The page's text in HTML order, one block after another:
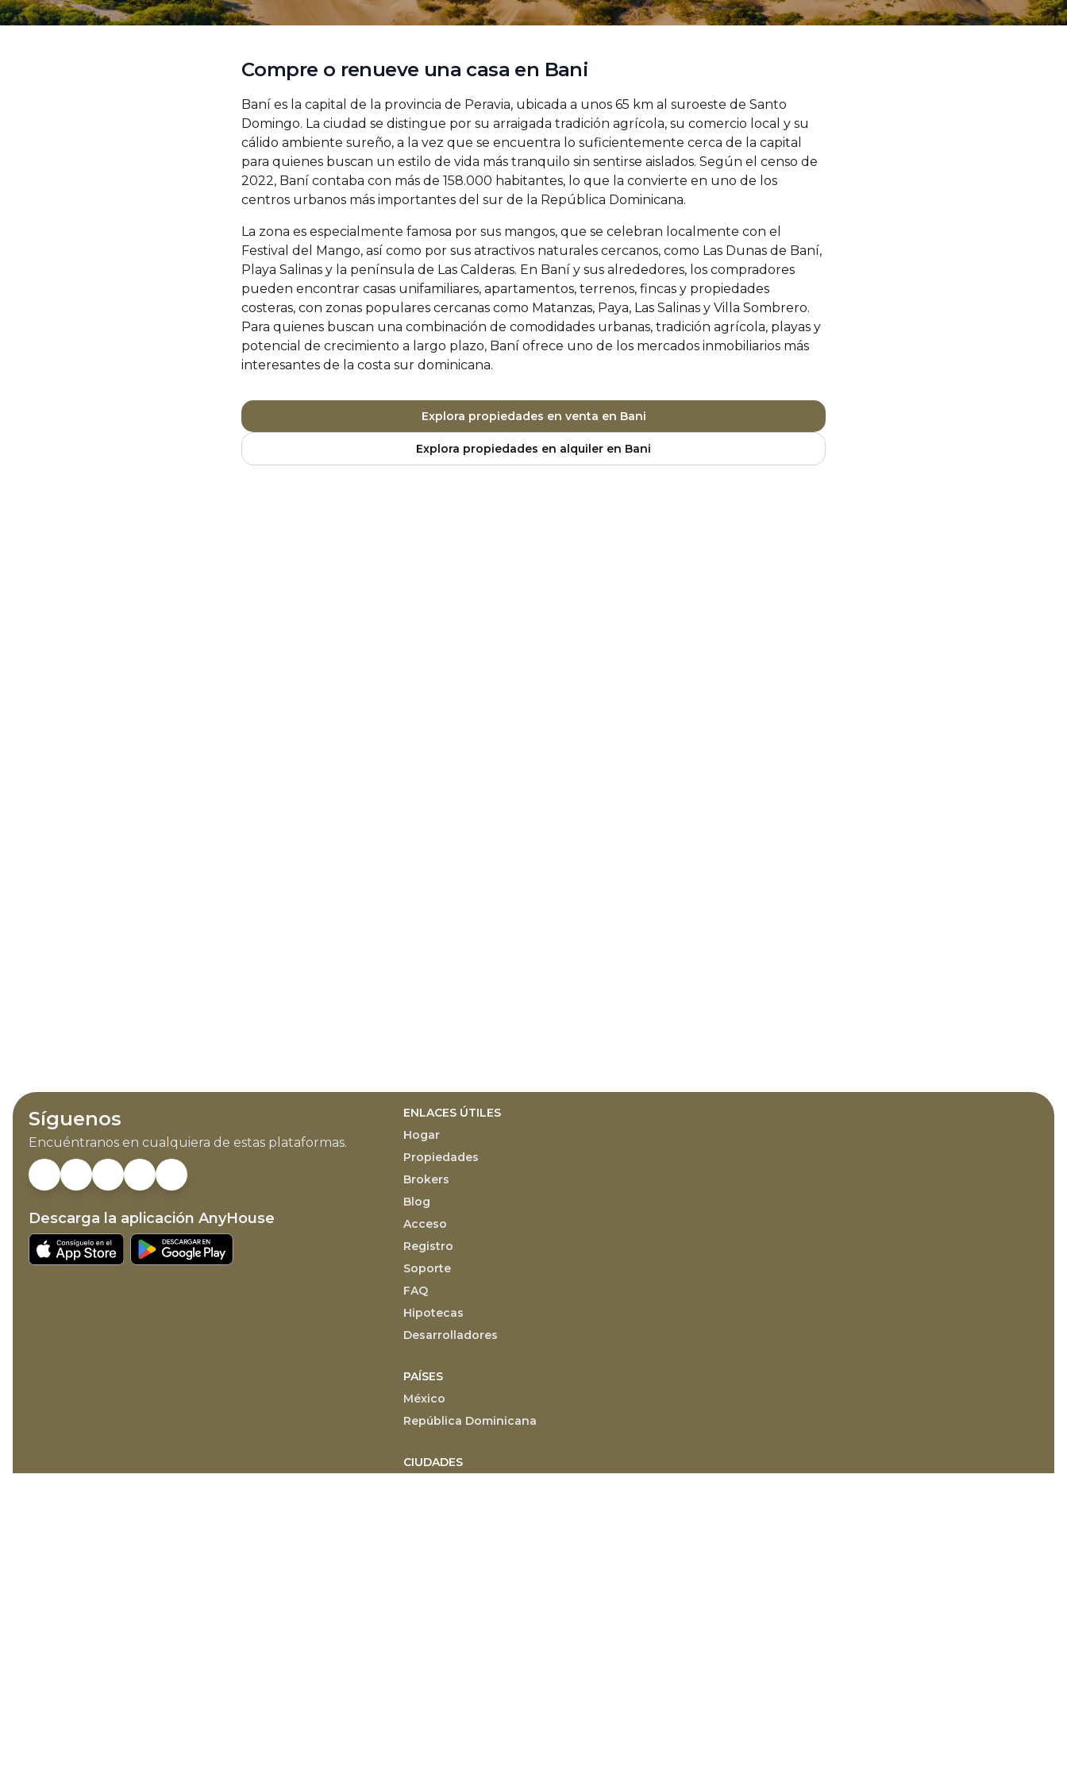
Compre o renueve una casa en Bani
Baní es la capital de la provincia de Peravia, ubicada a unos 65 km al suroeste de Santo
Domingo. La ciudad se distingue por su arraigada tradición agrícola, su comercio local y su
cálido ambiente sureño, a la vez que se encuentra lo suficientemente cerca de la capital
para quienes buscan un estilo de vida más tranquilo sin sentirse aislados. Según el censo de
2022, Baní contaba con más de 158.000 habitantes, lo que la convierte en uno de los
centros urbanos más importantes del sur de la República Dominicana.
La zona es especialmente famosa por sus mangos, que se celebran localmente con el
Festival del Mango, así como por sus atractivos naturales cercanos, como Las Dunas de Baní,
Playa Salinas y la península de Las Calderas. En Baní y sus alrededores, los compradores
pueden encontrar casas unifamiliares, apartamentos, terrenos, fincas y propiedades
costeras, con zonas populares cercanas como Matanzas, Paya, Las Salinas y Villa Sombrero.
Para quienes buscan una combinación de comodidades urbanas, tradición agrícola, playas y
potencial de crecimiento a largo plazo, Baní ofrece uno de los mercados inmobiliarios más
interesantes de la costa sur dominicana.
Explora propiedades en venta en Bani
Explora propiedades en alquiler en Bani
Síguenos
Encuéntranos en cualquiera de estas plataformas.
Descarga la aplicación AnyHouse
ENLACES ÚTILES
Hogar
Propiedades
Brokers
Blog
Acceso
Registro
Soporte
FAQ
Hipotecas
Desarrolladores
PAÍSES
México
República Dominicana
CIUDADES